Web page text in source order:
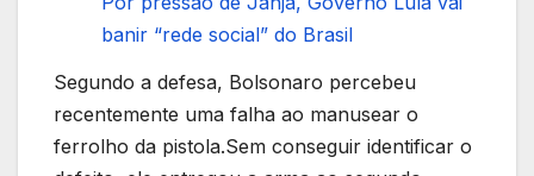
banir “rede social” do Brasil
Segundo a defesa, Bolsonaro percebeu
recentemente uma falha ao manusear o
ferrolho da pistola.Sem conseguir identificar o